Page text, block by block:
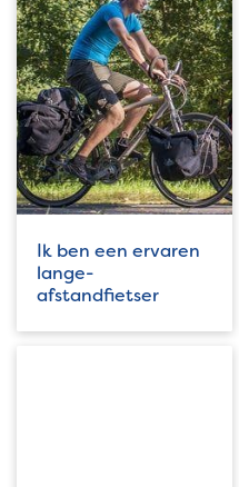
Ik ben een ervaren
lange-
afstandfietser